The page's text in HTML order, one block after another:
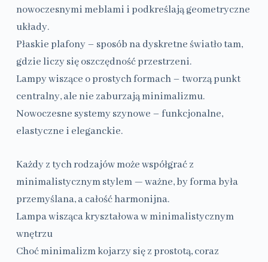
nowoczesnymi meblami i podkreślają geometryczne
układy.
Płaskie plafony – sposób na dyskretne światło tam,
gdzie liczy się oszczędność przestrzeni.
Lampy wiszące o prostych formach – tworzą punkt
centralny, ale nie zaburzają minimalizmu.
Nowoczesne systemy szynowe – funkcjonalne,
elastyczne i eleganckie.
Każdy z tych rodzajów może współgrać z
minimalistycznym stylem — ważne, by forma była
przemyślana, a całość harmonijna.
Lampa wisząca kryształowa w minimalistycznym
wnętrzu
Choć minimalizm kojarzy się z prostotą, coraz